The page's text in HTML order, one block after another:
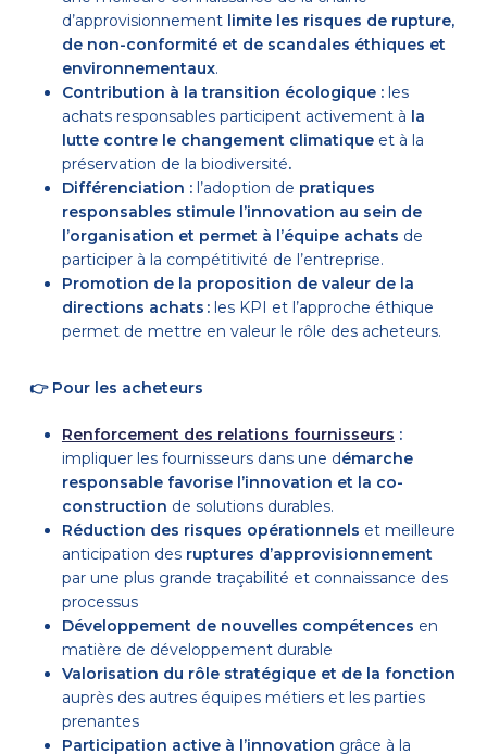
d’approvisionnement limite les risques de rupture,
de non-conformité et de scandales éthiques et
environnementaux.
Contribution à la transition écologique : les
achats responsables participent activement à la
lutte contre le changement climatiqueet à la
préservation de la biodiversité.
Différenciation :l’adoption de pratiques
responsables stimule l’innovation au sein de
l’organisation et permet à l’équipe achats de
participer à la compétitivité de l’entreprise.
Promotion de la proposition de valeur de la
directions achats :les KPI et l’approche éthique
permet de mettre en valeur le rôle des acheteurs.
👉 Pour les acheteurs
Renforcement des relations fournisseurs :
impliquer les fournisseurs dans une démarche
responsable favorise l’innovation et la co-
construction de solutions durables.
Réduction des risques opérationnels et meilleure
anticipation des ruptures d’approvisionnement
par une plus grande traçabilité et connaissance des
processus
Développement de nouvelles compétences en
matière de développement durable
Valorisation du rôle stratégique et de la fonction
auprès des autres équipes métiers et les parties
prenantes
Participation active à l’innovation grâce à la